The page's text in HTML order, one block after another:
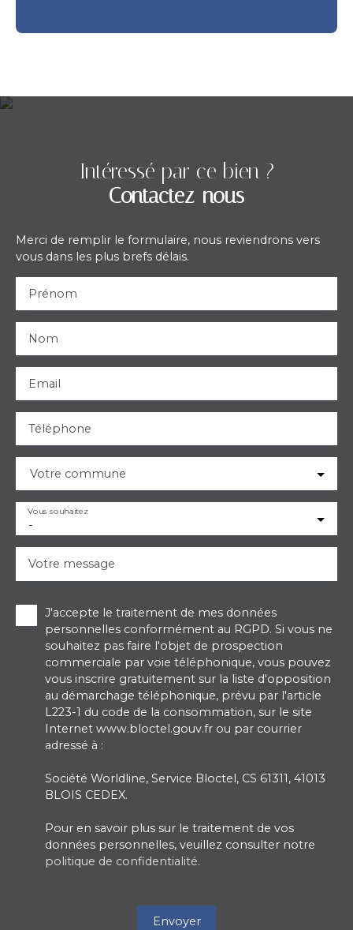
Intéressé par ce bien ?
Contactez-nous
Merci de remplir le formulaire, nous reviendrons vers
vous dans les plus brefs délais.
Prénom
Nom
Email
Téléphone
Votre commune
-
Vous souhaitez
Votre message
J'accepte le traitement de mes données
personnelles conformément au RGPD. Si vous ne
souhaitez pas faire l'objet de prospection
commerciale par voie téléphonique, vous pouvez
vous inscrire gratuitement sur la liste d'opposition
au démarchage téléphonique, prévu par l'article
L223-1 du code de la consommation, sur le site
Internet www.bloctel.gouv.fr ou par courrier
adressé à :
Société Worldline, Service Bloctel, CS 61311, 41013
BLOIS CEDEX.
Pour en savoir plus sur le traitement de vos
données personnelles, veuillez consulter notre
politique de confidentialité.
Envoyer